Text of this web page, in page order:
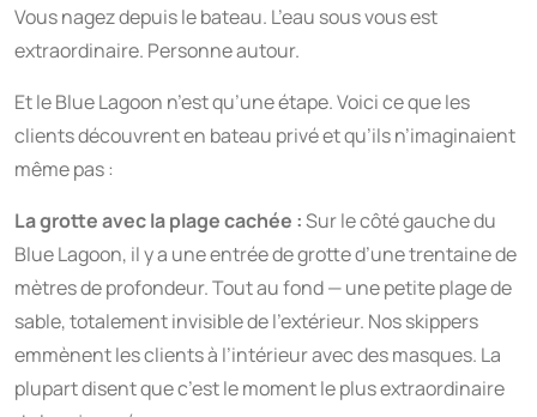
Vous nagez depuis le bateau. L’eau sous vous est
extraordinaire. Personne autour.
Et le Blue Lagoon n’est qu’une étape. Voici ce que les
clients découvrent en bateau privé et qu’ils n’imaginaient
même pas :
La grotte avec la plage cachée :Sur le côté gauche du
Blue Lagoon, il y a une entrée de grotte d’une trentaine de
mètres de profondeur. Tout au fond — une petite plage de
sable, totalement invisible de l’extérieur. Nos skippers
emmènent les clients à l’intérieur avec des masques. La
plupart disent que c’est le moment le plus extraordinaire